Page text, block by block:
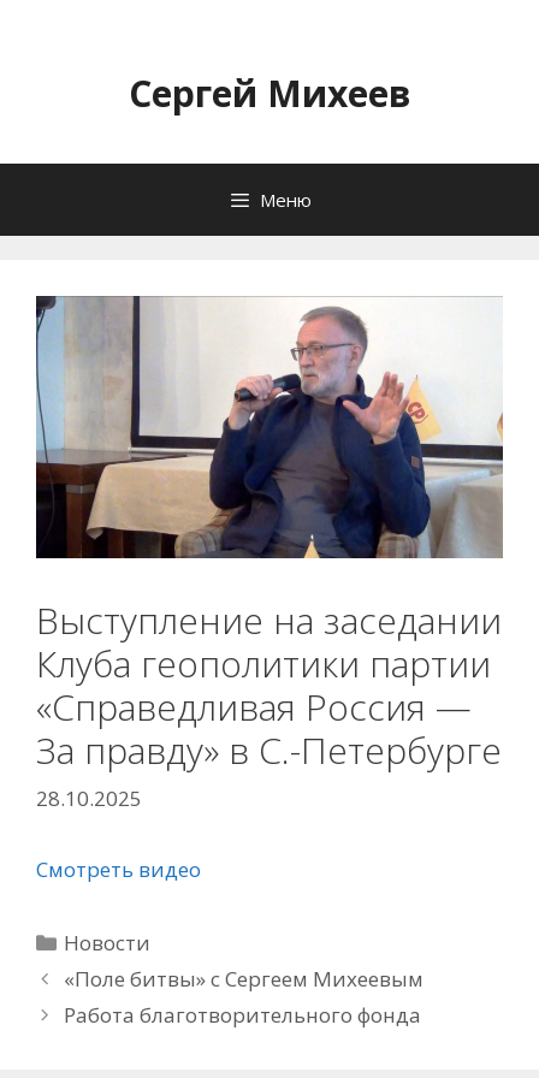
содержимомуСергей Михеев
Меню
Выступление на заседании
Клуба геополитики партии
«Справедливая Россия —
За правду» в С.-Петербурге
28.10.2025
Смотреть видео
Рубрики
Новости
«Поле битвы» с Сергеем Михеевым
Работа благотворительного фонда